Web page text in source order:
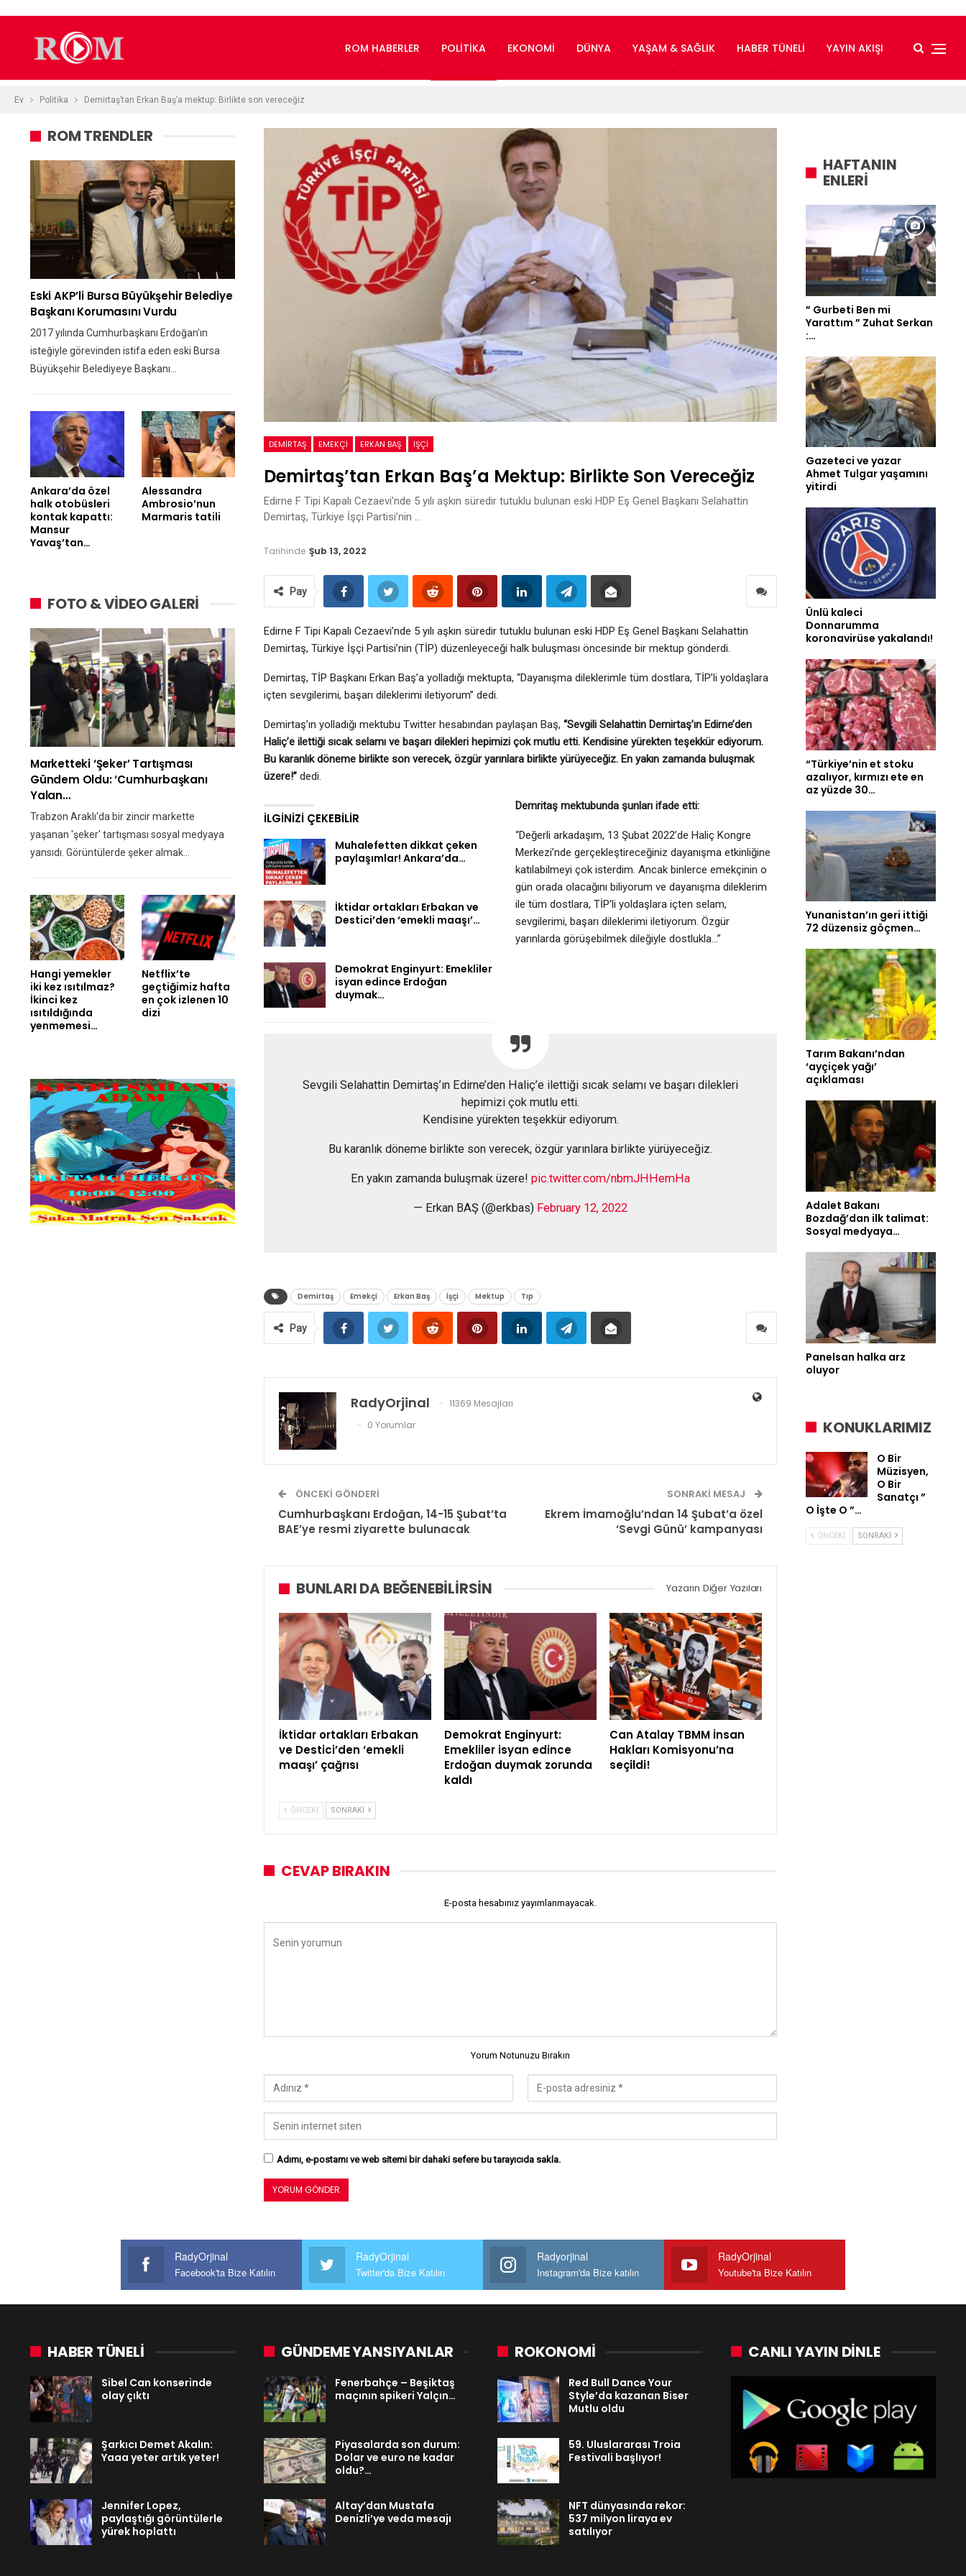
ROM HABERLER POLITIKA EKONOMI DÜNYA YAŞAM & SAĞLIK HABER TÜNELI YAYIN AKIŞI
Ev Politika Demirtaş’tan Erkan Baş’a mektup: Birlikte son vereceğiz
DEMIRTAŞ EMEKÇI ERKAN BAŞ İŞÇI
Demirtaş’tan Erkan Baş’a Mektup: Birlikte Son Vereceğiz
Edirne F Tipi Kapalı Cezaevi’nde 5 yılı aşkın süredir tutuklu bulunan eski HDP Eş Genel Başkanı Selahattin
Demirtaş, Türkiye İşçi Partisi’nin …
Tarihinde Şub 13, 2022
Pay
Edirne F Tipi Kapalı Cezaevi’nde 5 yılı aşkın süredir tutuklu bulunan eski HDP Eş Genel Başkanı Selahattin
Demirtaş, Türkiye İşçi Partisi’nin (TİP) düzenleyeceği halk buluşması öncesinde bir mektup gönderdi.
Demirtaş, TİP Başkanı Erkan Baş’a yolladığı mektupta, “Dayanışma dileklerimle tüm dostlara, TİP’li yoldaşlara
içten sevgilerimi, başarı dileklerimi iletiyorum” dedi.
Demirtaş’ın yolladığı mektubu Twitter hesabından paylaşan Baş, “Sevgili Selahattin Demirtaş’ın Edirne’den
Haliç’e ilettiği sıcak selamı ve başarı dilekleri hepimizi çok mutlu etti. Kendisine yürekten teşekkür ediyorum.
Bu karanlık döneme birlikte son verecek, özgür yarınlara birlikte yürüyeceğiz. En yakın zamanda buluşmak
üzere!” dedi.
İLGINIZI ÇEKEBILIR
Muhalefetten dikkat çeken
paylaşımlar! Ankara’da…
İktidar ortakları Erbakan ve
Destici’den ‘emekli maaşı’…
Demokrat Enginyurt: Emekliler
isyan edince Erdoğan
duymak…
Demritaş mektubunda şunları ifade etti:
“Değerli arkadaşım, 13 Şubat 2022’de Haliç Kongre
Merkezi’nde gerçekleştireceğiniz dayanışma etkinliğine
katılabilmeyi çok isterdim. Ancak binlerce emekçinin o
gün orada olacağını biliyorum ve dayanışma dileklerim
ile tüm dostlara, TİP’li yoldaşlara içten selam,
sevgilerimi, başarı dileklerimi iletiyorum. Özgür
yarınlarda görüşebilmek dileğiyle dostlukla…”
Sevgili Selahattin Demirtaş’ın Edirne’den Haliç’e ilettiği sıcak selamı ve başarı dilekleri
hepimizi çok mutlu etti.
Kendisine yürekten teşekkür ediyorum.
Bu karanlık döneme birlikte son verecek, özgür yarınlara birlikte yürüyeceğiz.
En yakın zamanda buluşmak üzere! pic.twitter.com/nbmJHHemHa
— Erkan BAŞ (@erkbas) February 12, 2022
Demirtaş Emekçi Erkan Baş İşçi Mektup Tıp
Pay
RadyOrjinal
11369 Mesajları
0 Yorumlar
ÖNCEKI GÖNDERI
Cumhurbaşkanı Erdoğan, 14-15 Şubat’ta
BAE’ye resmi ziyarette bulunacak
SONRAKI MESAJ
Ekrem İmamoğlu’ndan 14 Şubat’a özel
‘Sevgi Günü’ kampanyası
BUNLARI DA BEĞENEBILIRSIN Yazarın Diğer Yazıları
İktidar ortakları Erbakan
ve Destici’den ‘emekli
maaşı’ çağrısı
Demokrat Enginyurt:
Emekliler isyan edince
Erdoğan duymak zorunda
kaldı
Can Atalay TBMM İnsan
Hakları Komisyonu’na
seçildi!
ÖNCEKI SONRAKI
CEVAP BIRAKIN
E-posta hesabınız yayımlanmayacak.
Yorum Notunuzu Bırakın
Adımı, e-postamı ve web sitemi bir dahaki sefere bu tarayıcıda sakla.
ROM TRENDLER
Eski AKP’li Bursa Büyükşehir Belediye
Başkanı Korumasını Vurdu
2017 yılında Cumhurbaşkanı Erdoğan'ın
isteğiyle görevinden istifa eden eski Bursa
Büyükşehir Belediyeye Başkanı…
Ankara’da özel
halk otobüsleri
kontak kapattı:
Mansur
Yavaş’tan…
Alessandra
Ambrosio’nun
Marmaris tatili
FOTO & VİDEO GALERİ
Marketteki ‘şeker’ Tartışması
Gündem Oldu: ‘Cumhurbaşkanı
Yalan…
Trabzon Araklı'da bir zincir markette
yaşanan 'şeker' tartışması sosyal medyaya
yansıdı. Görüntülerde şeker almak…
Hangi yemekler
iki kez ısıtılmaz?
İkinci kez
ısıtıldığında
yenmemesi…
Netflix’te
geçtiğimiz hafta
en çok izlenen 10
dizi
HAFTANIN
ENLERİ
” Gurbeti Ben mi
Yarattım ” Zuhat Serkan
:…
Gazeteci ve yazar
Ahmet Tulgar yaşamını
yitirdi
Ünlü kaleci
Donnarumma
koronavirüse yakalandı!
“Türkiye’nin et stoku
azalıyor, kırmızı ete en
az yüzde 30…
Yunanistan’ın geri ittiği
72 düzensiz göçmen…
Tarım Bakanı’ndan
‘ayçiçek yağı’
açıklaması
Adalet Bakanı
Bozdağ’dan ilk talimat:
Sosyal medyaya…
Panelsan halka arz
oluyor
KONUKLARIMIZ
O Bir
Müzisyen,
O Bir
Sanatçı ”
O İşte O ”…
ÖNCEKI SONRAKI
RadyOrjinal
Facebook'ta Bize Katılın
RadyOrjinal
Twitter'da Bize Katılın
Radyorjinal
Instagram'da Bize katılın
RadyOrjinal
Youtube'ta Bize Katılın
HABER TÜNELİ
Sibel Can konserinde
olay çıktı
Şarkıcı Demet Akalın:
Yaaa yeter artık yeter!
Jennifer Lopez,
paylaştığı görüntülerle
yürek hoplattı
GÜNDEME YANSIYANLAR
Fenerbahçe – Beşiktaş
maçının spikeri Yalçın…
Piyasalarda son durum:
Dolar ve euro ne kadar
oldu?…
Altay’dan Mustafa
Denizli’ye veda mesajı
ROKONOMİ
Red Bull Dance Your
Style’da kazanan Biser
Mutlu oldu
59. Uluslararası Troia
Festivali başlıyor!
NFT dünyasında rekor:
537 milyon liraya ev
satılıyor
CANLI YAYIN DINLE